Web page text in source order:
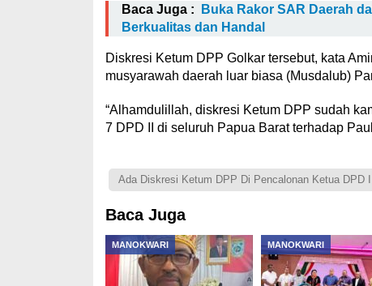
Baca Juga :
Buka Rakor SAR Daerah
Berkualitas dan Handal
Diskresi Ketum DPP Golkar tersebut, kata
musyarawah daerah luar biasa (Musdalub)
“Alhamdulillah, diskresi Ketum DPP sudah
7 DPD II di seluruh Papua Barat terhadap
Ada Diskresi Ketum DPP Di Pencalonan Ketua DPD
Baca Juga
MANOKWARI MANOKWARI